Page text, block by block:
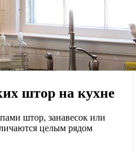
штор на кухне
штор, занавесок или
целым рядом